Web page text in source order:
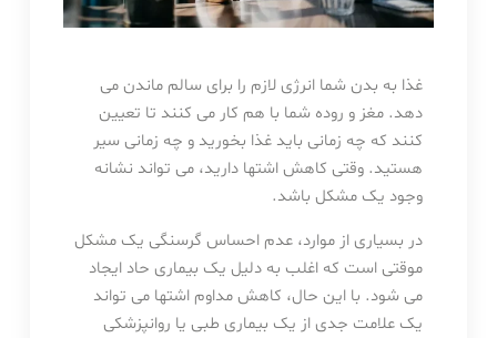
غذا به بدن شما انرژی لازم را برای سالم ماندن می
دهد. مغز و روده شما با هم کار می کنند تا تعیین
کنند که چه زمانی باید غذا بخورید و چه زمانی سیر
هستید. وقتی کاهش اشتها دارید، می تواند نشانه
وجود یک مشکل باشد.
در بسیاری از موارد، عدم احساس گرسنگی یک مشکل
موقتی است که اغلب به دلیل یک بیماری حاد ایجاد
می شود. با این حال، کاهش مداوم اشتها می تواند
یک علامت جدی از یک بیماری طبی یا روانپزشکی